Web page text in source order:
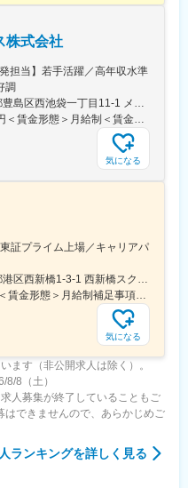
を中心に海外事業を拡大
や消化器疾患など、人々の健康
制、住宅補助、資格取得支援な
心して成長できる教育体制
率が高く、安定したキャリア形
株式会社
担当】若手活躍／高年収水準
調
＜勤務地詳細＞本社住所：東京都豊島区西池袋一丁目11-1 メトロポリタンプラザビル16F勤務地最寄駅：各線／池袋駅受動喫煙対策：屋内全面禁煙変更の範囲：会社の定める事業所（リモートワーク含む）
＜予定年収＞680万円～1,070万円＜賃金形態＞月給制＜賃金内訳＞月額（基本給）：335,000円～530,000円＜月給＞335,000円～530,000円＜昇給有無＞有＜残業手当＞有＜給与補足＞※年収概算には想定残業時間20時間分を含む・2025年度 全社平均残業時間：20時間・残業代全額支給（管理監督職については対象外)・賞与6か月分（2025年度実績）賃金はあくまでも目安の金額であり、選考を通じて上下する可能性があります。月給(月額)は固定手当を含めた表記です。
気になる
証プライム上場／キャリアパ
＜勤務地詳細＞本社住所：東京都港区西新橋1-3-1 西新橋スクエア勤務地最寄駅：東京メトロ線／内幸町駅受動喫煙対策：屋内全面禁煙変更の範囲：会社の定める事業所（リモートワーク含む）
＜予定年収＞630万円～900万円＜賃金形態＞月給制補足事項なし＜賃金内訳＞月額（基本給）：330,000円～448,000円＜月給＞330,000円～448,000円＜昇給有無＞有＜残業手当＞有＜給与補足＞※給与詳細は、経験・経歴を考慮のうえ、決定します。■賞与：年2回（6月・12月）※2026年 度見込（ 6.0ヶ月）※時間外、法定外休日勤務をした場合は30%の割増手当支給法定休日勤務の場合は、35%の割増手当支給賃金はあくまでも目安の金額であり、選考を通じて上下する可能性があります。月給(月額)は固定手当を含めた表記です。
気になる
ます（非公開求人は除く）。
8（土）
人募集が終了していることもご
はできませんので、あらかじめご
ランキングを詳しく見る